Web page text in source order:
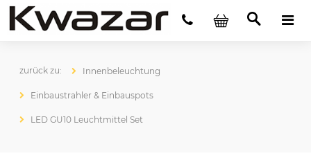
Innenbeleuchtung
Einbaustrahler & Einbauspots
LED GU10 Leuchtmittel Set